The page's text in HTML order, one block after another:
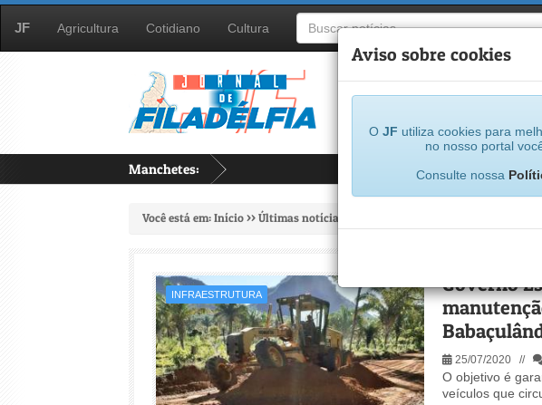
JF Agricultura Cotidiano Cultura
Manchetes:
Aviso sobre cookies
O JF utiliza cookies para
no nosso portal
Consulte nossa
Você está em:Início>>Últimas notícias
INFRAESTRUTURA
Governo
25/07/2020 //
O objetivo é
veículos que